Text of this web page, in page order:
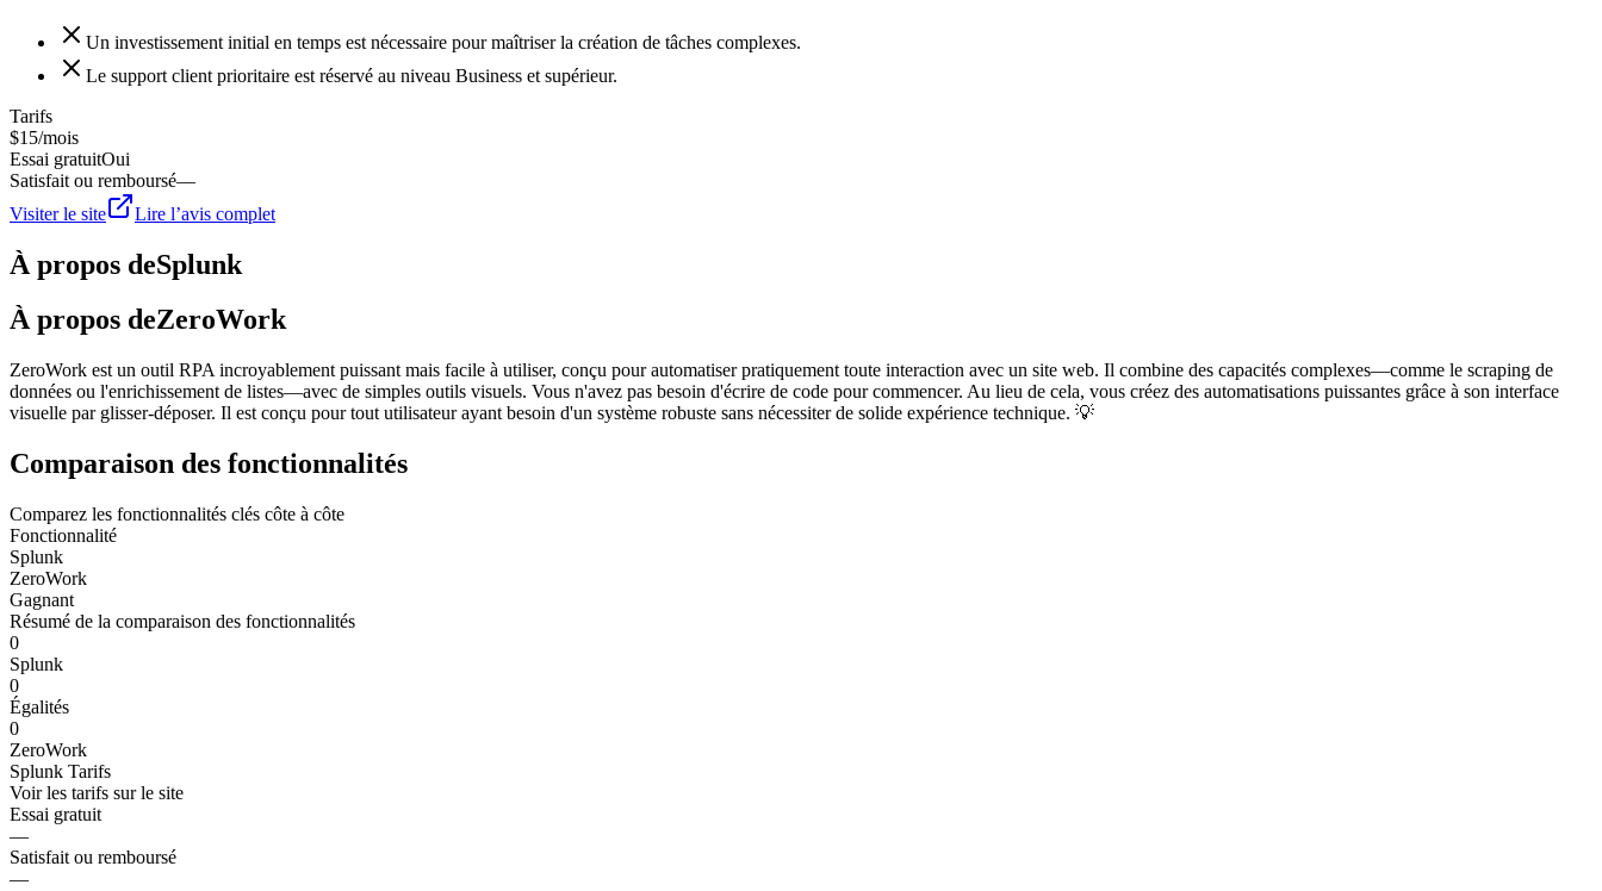
Un investissement initial en temps est nécessaire pour maîtriser la création de tâches complexes.
Le support client prioritaire est réservé au niveau Business et supérieur.
Tarifs
$15/mois
Essai gratuitOui
Satisfait ou remboursé—
Visiter le site
Lire l’avis complet
À propos deSplunk
À propos deZeroWork
ZeroWork est un outil RPA incroyablement puissant mais facile à utiliser, conçu pour automatiser pratiquement toute interaction avec un site web. Il combine des capacités complexes—comme le scraping de
données ou l'enrichissement de listes—avec de simples outils visuels. Vous n'avez pas besoin d'écrire de code pour commencer. Au lieu de cela, vous créez des automatisations puissantes grâce à son interface
visuelle par glisser-déposer. Il est conçu pour tout utilisateur ayant besoin d'un système robuste sans nécessiter de solide expérience technique. 💡
Comparaison des fonctionnalités
Comparez les fonctionnalités clés côte à côte
Fonctionnalité
Splunk
ZeroWork
Gagnant
Résumé de la comparaison des fonctionnalités
0
Splunk
0
Égalités
0
ZeroWork
Splunk Tarifs
Voir les tarifs sur le site
Essai gratuit
—
Satisfait ou remboursé
—